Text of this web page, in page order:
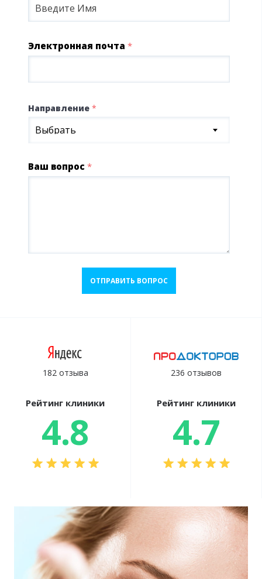
Электронная почта *
Направление *
Выбрать
Ваш вопрос *
ОТПРАВИТЬ ВОПРОС
182 отзыва
Рейтинг клиники
4.8
236 отзывов
Рейтинг клиники
4.7